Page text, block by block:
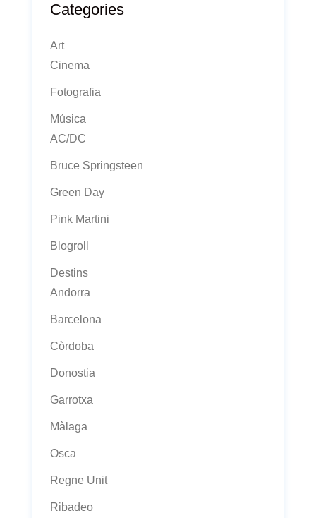
Categories
Art
Cinema
Fotografia
Música
AC/DC
Bruce Springsteen
Green Day
Pink Martini
Blogroll
Destins
Andorra
Barcelona
Còrdoba
Donostia
Garrotxa
Màlaga
Osca
Regne Unit
Ribadeo